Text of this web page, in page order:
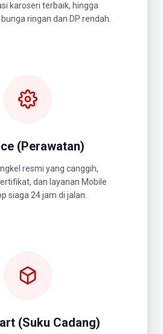
karoseri terbaik, hingga
ringan dan DP rendah.
(Perawatan)
resmi yang canggih,
dan layanan Mobile
siaga 24 jam di jalan.
(Suku Cadang)